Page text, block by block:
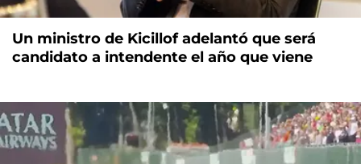
Un ministro de Kicillof adelantó que será
candidato a intendente el año que viene